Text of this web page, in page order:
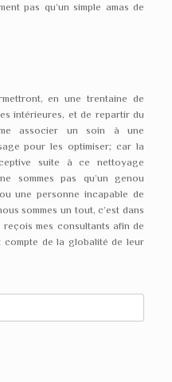
pas qu’un simple amas de
en une trentaine de
intérieures, et de repartir du
associer un soin à une
pour les optimiser; car la
suite à ce nettoyage
sommes pas qu’un genou
une personne incapable de
sommes un tout, c’est dans
mes consultants afin de
de la globalité de leur